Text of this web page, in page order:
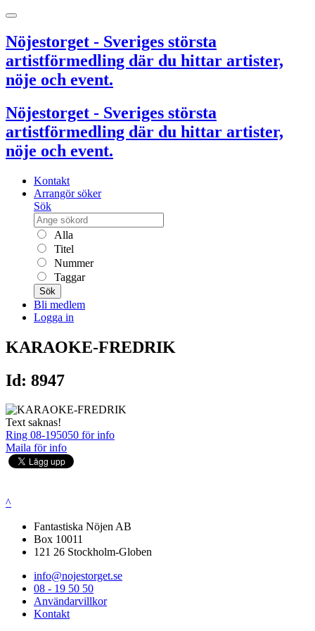
Nöjestorget - Sveriges största
artistförmedling där du hittar artister,
nöje och event.
Nöjestorget - Sveriges största
artistförmedling där du hittar artister,
nöje och event.
Kontakt
Arrangör söker
Sök
Alla
Titel
Nummer
Taggar
Sök
Bli medlem
Logga in
KARAOKE-FREDRIK
Id: 8947
Text saknas!
Ring 08-195050 för info
Maila för info
^
Fantastiska Nöjen AB
Box 10011
121 26 Stockholm-Globen
info@nojestorget.se
08 - 19 50 50
Användarvillkor
Kontakt